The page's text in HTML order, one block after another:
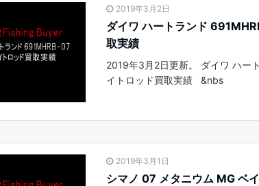
2019年3月2日
ダイワ ハートランド
取実績
2019年3月2日更新。 ダイワ ハー
イトロッド買取実績 &nbs
2019年3月1日
シマノ 07 メタニウム MG ベ